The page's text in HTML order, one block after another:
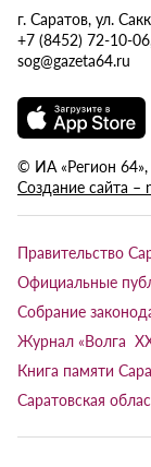
г. Саратов, ул.
+7 (8452) 72-10-
sog@gazeta64.ru
© ИА «Регион
Создание сайта –
Правительство
Официальные
Собрание
Журнал «Волга
Книга памяти
Саратовская